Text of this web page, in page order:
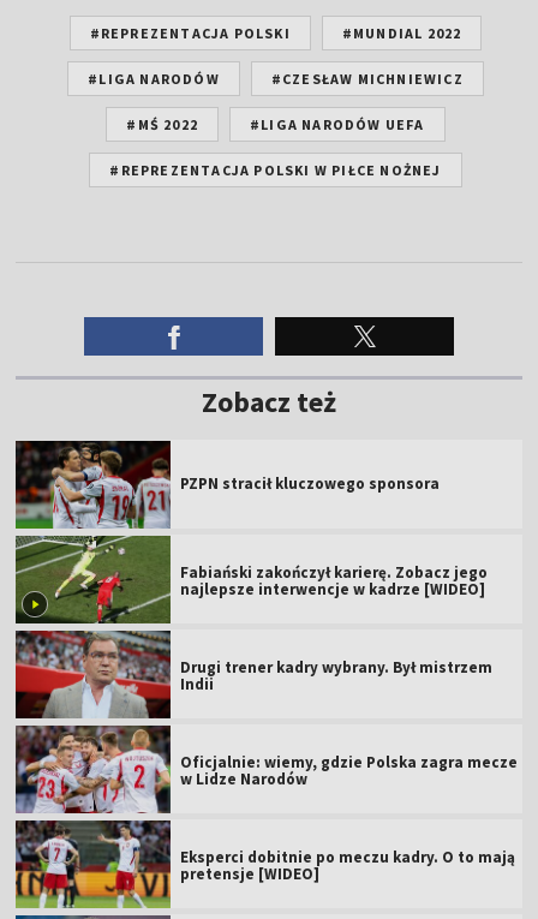
#REPREZENTACJA POLSKI #MUNDIAL 2022
#LIGA NARODÓW #CZESŁAW MICHNIEWICZ
#MŚ 2022 #LIGA NARODÓW UEFA
#REPREZENTACJA POLSKI W PIŁCE NOŻNEJ
Zobacz też
PZPN stracił kluczowego sponsora
Fabiański zakończył karierę. Zobacz jego
najlepsze interwencje w kadrze [WIDEO]
Drugi trener kadry wybrany. Był mistrzem
Indii
Oficjalnie: wiemy, gdzie Polska zagra mecze
w Lidze Narodów
Eksperci dobitnie po meczu kadry. O to mają
pretensje [WIDEO]